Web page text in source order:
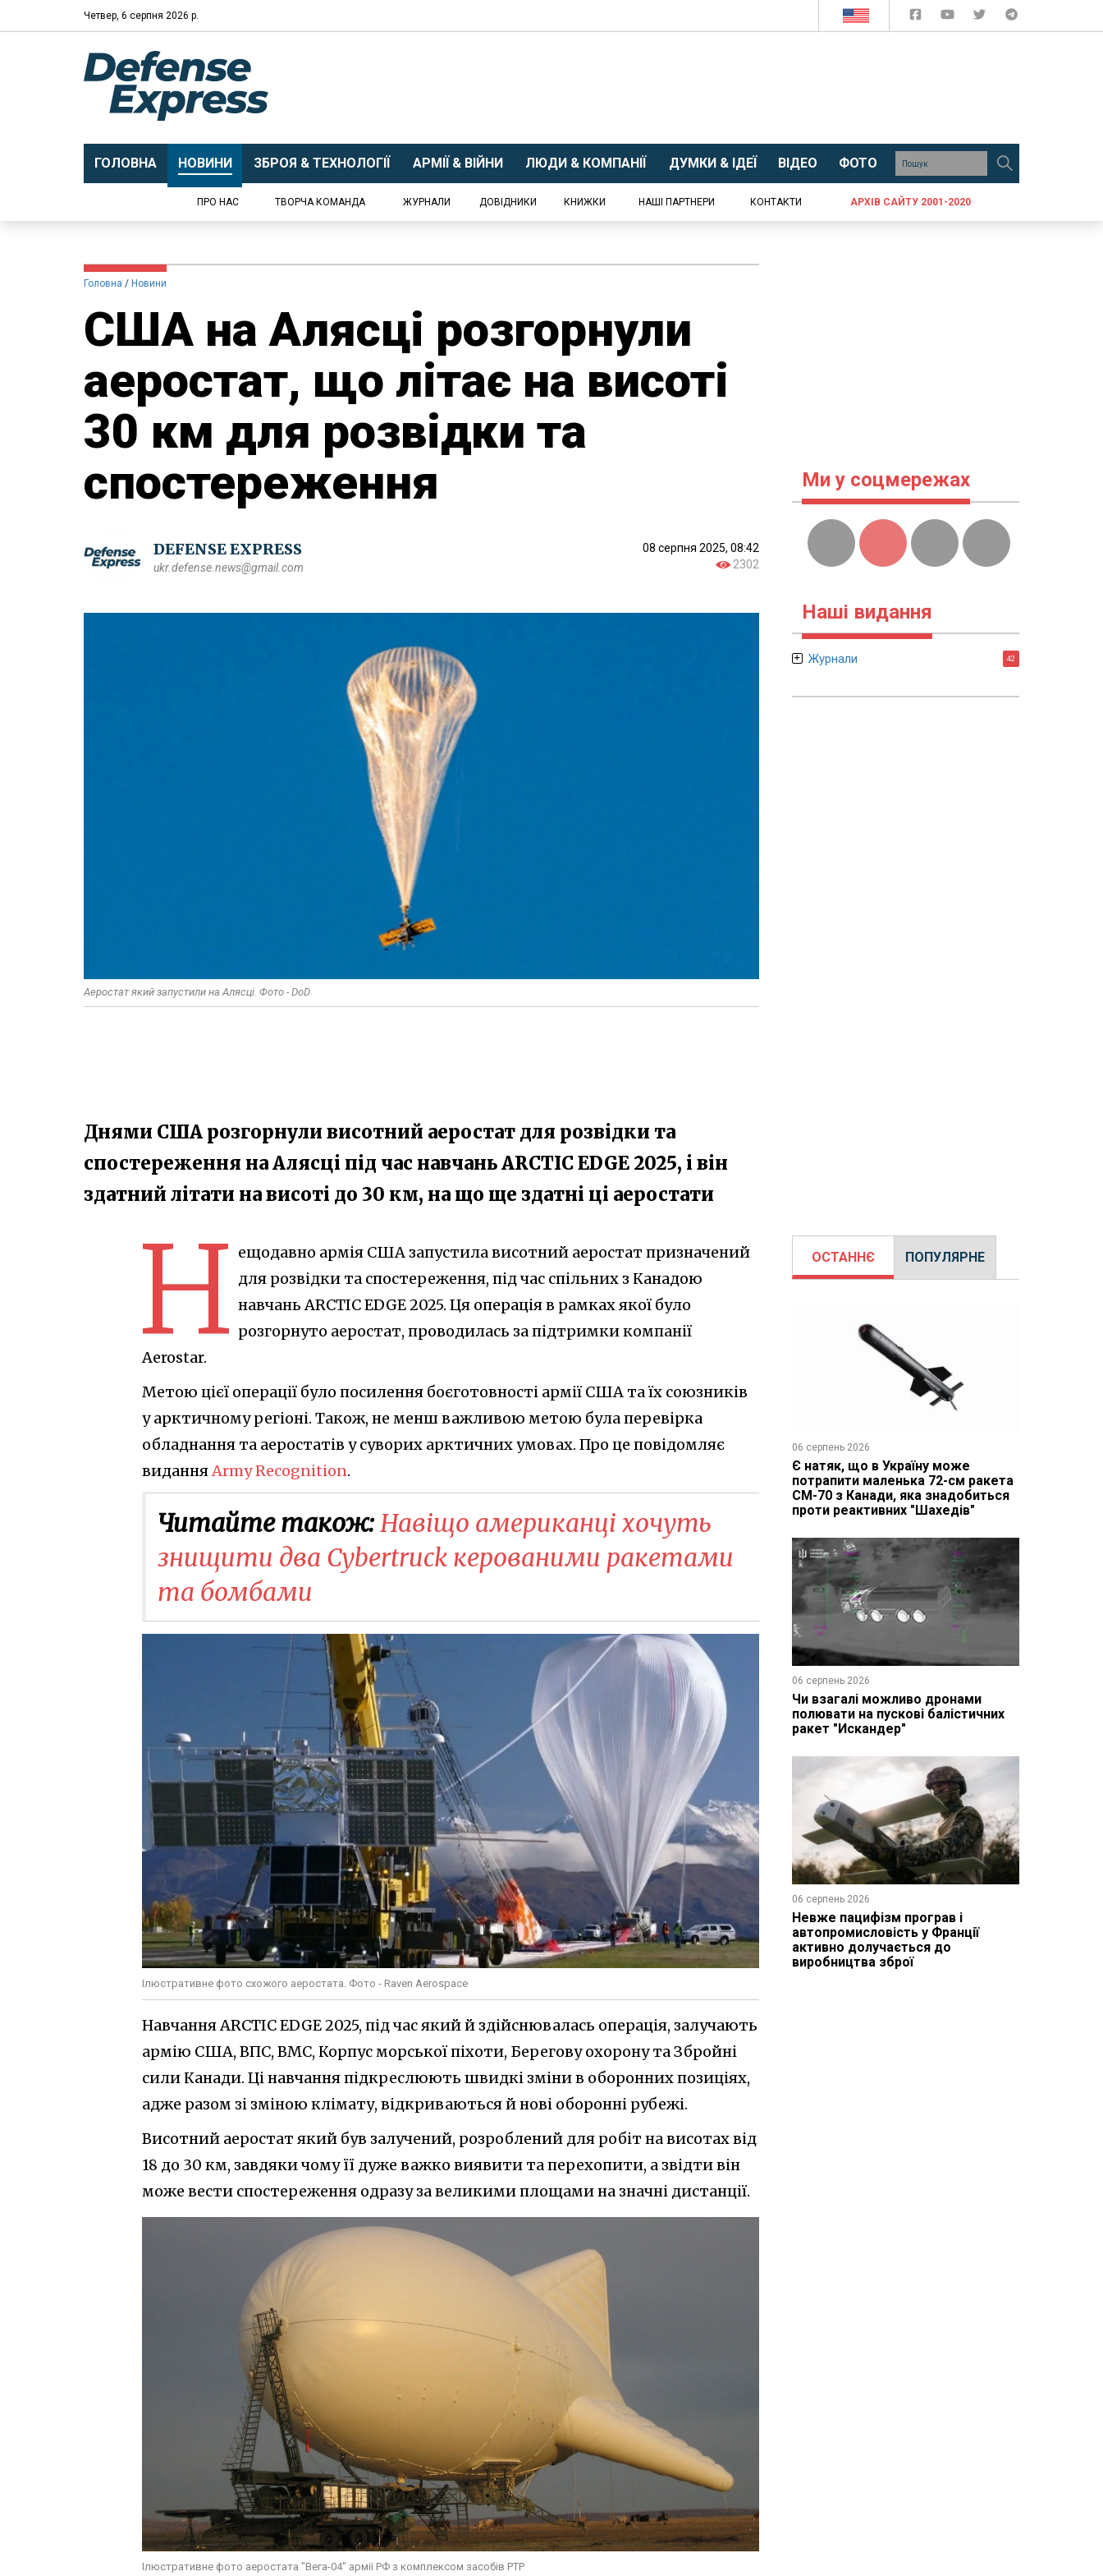
Четвер, 6 серпня 2026 р.
ГОЛОВНА НОВИНИ ЗБРОЯ & ТЕХНОЛОГІЇ АРМІЇ & ВІЙНИ ЛЮДИ & КОМПАНІЇ ДУМКИ & ІДЕЇ ВІДЕО ФОТО
ПРО НАС ТВОРЧА КОМАНДА ЖУРНАЛИ ДОВІДНИКИ КНИЖКИ НАШІ ПАРТНЕРИ КОНТАКТИ АРХІВ САЙТУ 2001-2020
Головна Новини
США на Алясці розгорнули
аеростат, що літає на висоті
30 км для розвідки та
спостереження
DEFENSE EXPRESS
ukr.defense.news@gmail.com
08 серпня 2025, 08:42
2302
Аеростат який запустили на Алясці. Фото - DoD
Днями США розгорнули висотний аеростат для розвідки та
спостереження на Алясці під час навчань ARCTIC EDGE 2025, і він
здатний літати на висоті до 30 км, на що ще здатні ці аеростати
Н ещодавно армія США запустила висотний аеростат призначений
для розвідки та спостереження, під час спільних з Канадою
навчань ARCTIC EDGE 2025. Ця операція в рамках якої було
розгорнуто аеростат, проводилась за підтримки компанії
Aerostar.
Метою цієї операції було посилення боєготовності армії США та їх союзників
у арктичному регіоні. Також, не менш важливою метою була перевірка
обладнання та аеростатів у суворих арктичних умовах. Про це повідомляє
видання Army Recognition.
Читайте також:Навіщо американці хочуть
знищити два Cybertruck керованими ракетами
та бомбами
Ілюстративне фото схожого аеростата. Фото - Raven Aerospace
Навчання ARCTIC EDGE 2025, під час який й здійснювалась операція, залучають
армію США, ВПС, ВМС, Корпус морської піхоти, Берегову охорону та Збройні
сили Канади. Ці навчання підкреслюють швидкі зміни в оборонних позиціях,
адже разом зі зміною клімату, відкриваються й нові оборонні рубежі.
Висотний аеростат який був залучений, розроблений для робіт на висотах від
18 до 30 км, завдяки чому її дуже важко виявити та перехопити, а звідти він
може вести спостереження одразу за великими площами на значні дистанції.
Ілюстративне фото аеростата "Вега-04" армії РФ з комплексом засобів РТР
Ми у соцмережах
Наші видання
Журнали 42
ОСТАННЄ ПОПУЛЯРНЕ
06 серпень 2026
Є натяк, що в Україну може
потрапити маленька 72-см ракета
CM-70 з Канади, яка знадобиться
проти реактивних "Шахедів"
06 серпень 2026
Чи взагалі можливо дронами
полювати на пускові балістичних
ракет "Искандер"
06 серпень 2026
Невже пацифізм програв і
автопромисловість у Франції
активно долучається до
виробництва зброї